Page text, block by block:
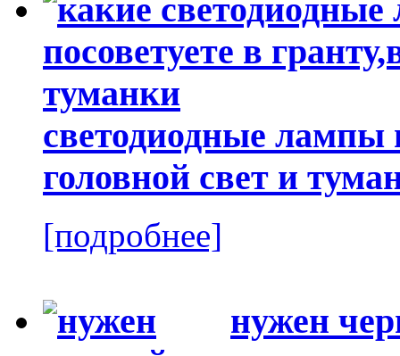
светодиодные лампы
головной свет и
[подробнее]
нужен